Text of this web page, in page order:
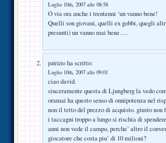
Luglio 10th, 2007 alle 08:58
O via ora anche i trentenni ‘un vanno bene!
Quelli son giovani, quelli ex gobbi, quegli
presunti) un vanno mai bene….
patrizio ha scritto:
Luglio 10th, 2007 alle 09:01
ciao david.
sinceramente questa di Ljungberg la vedo
oramai ha questo senso di onnipotenza nel
non il tetto del prezzo di acquisto. giusto non
i taccagni troppo a lungo si rischia di
anni non vede il campo, perche’ altro il
giocatore che costa piu’ di 10 milioni?